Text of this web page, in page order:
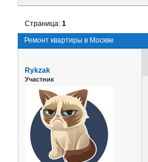
Ремонт квартиры в Москве
Страница:1
Rykzak
Участник